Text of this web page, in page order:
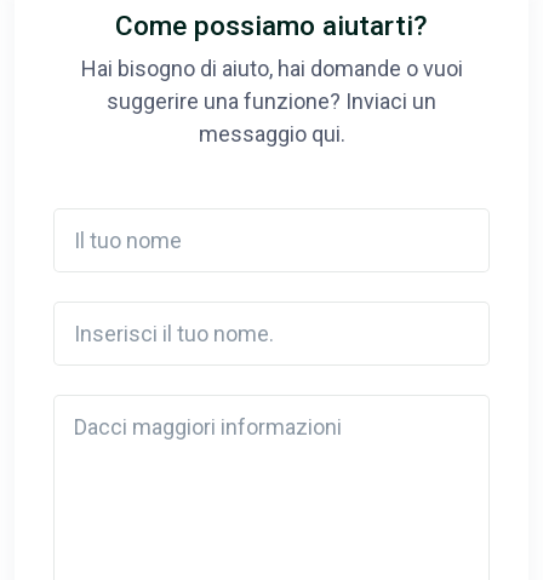
Come possiamo aiutarti?
Hai bisogno di aiuto, hai domande o vuoi
suggerire una funzione? Inviaci un
messaggio qui.